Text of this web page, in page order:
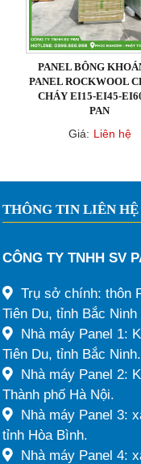
PANEL BÔNG
PANEL ROCKWOOL
CHÁY EI15-EI45-
PAN
Giá: Liên hệ
THÔNG TIN LIÊN HỆ
CÔNG TY TNHH SV
Trụ sở chính: thôn
Tiên Du, tỉnh Bắc
Nhà máy Panel 1:
Tiên Du, tỉnh Bắc Ninh.
Nhà máy Panel 2:
Thành phố Hà Nội.
Nhà máy Panel 3:
tỉnh Hòa Bình.
Nhà máy Panel 4: